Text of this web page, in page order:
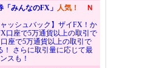
「みんなのFX」 人気！
Ｎ
ャッシュバック】ザイFX！か
口座で5万通貨以上の取引で
座で5万通貨以上の取引で
！ さらに取引量に応じて最
スも！